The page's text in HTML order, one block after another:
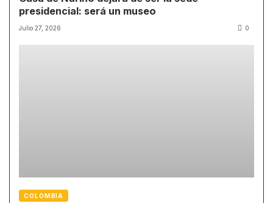
presidencial: será un museo
Julio 27, 2026 0
COLOMBIA